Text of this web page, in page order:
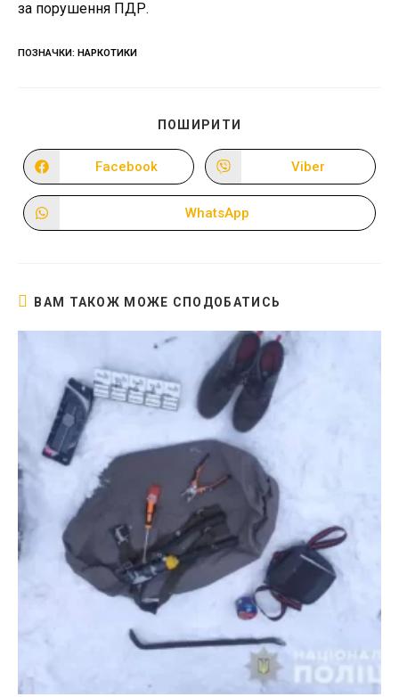
за порушення ПДР.
ПОЗНАЧКИ: НАРКОТИКИ
ПОШИРИТИ
ВМІСТОМ
Відкрити
в
новому
Facebook
Відкрити
в
новому
Viber
Відкрити
в
WhatsApp
ВАМ ТАКОЖ МОЖЕ СПОДОБАТИСЬ